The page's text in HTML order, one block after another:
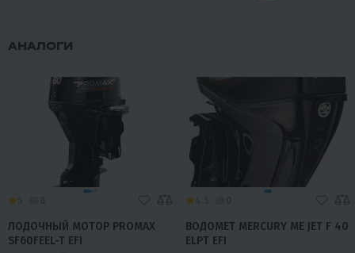
АНАЛОГИ
ЛОДОЧНЫЙ МОТОР PROMAX
SF60FEEL-T EFI
ВОДОМЕТ MERCURY ME JET F 40
ELPT EFI